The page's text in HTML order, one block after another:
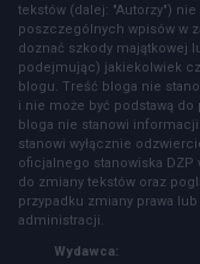
tekstów (dalej: "Autorzy")
poszczególnych wpisów w
doznać szkody majątkowej
podejmując) jakiekolwiek
blogu. Treść bloga nie
i nie może być podstawą
bloga nie stanowi
stanowi wyłącznie
oficjalnego stanowiska DZP
do zmiany tekstów oraz
przypadku zmiany prawa
administracji.
Wydawca: